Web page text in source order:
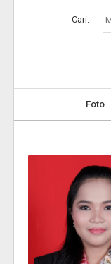
Cari:
Foto